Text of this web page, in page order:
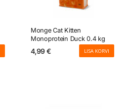
Monge Cat Kitten
Monoprotein Duck 0.4 kg
4,99€ LISA KORVI